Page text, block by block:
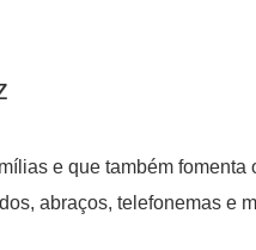
e que também fomenta
abraços, telefonemas e